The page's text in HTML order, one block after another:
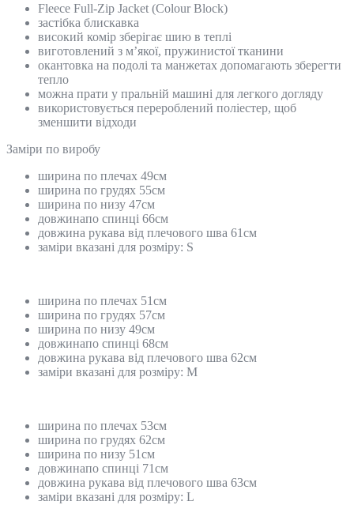
Fleece Full-Zip Jacket (Colour Block)
застібка блискавка
високий комір зберігає шию в теплі
виготовлений з м’якої, пружинистої тканини
окантовка на подолі та манжетах допомагають зберегти
тепло
можна прати у пральній машині для легкого догляду
використовується перероблений поліестер, щоб
зменшити відходи
Замiри по виробу
ширина по плечах 49см
ширина по грудях 55см
ширина по низу 47см
довжинапо спинці 66см
довжина рукава від плечового шва 61см
заміри вказані для розміру: S
ширина по плечах 51см
ширина по грудях 57см
ширина по низу 49см
довжинапо спинці 68см
довжина рукава від плечового шва 62см
заміри вказані для розміру: М
ширина по плечах 53см
ширина по грудях 62см
ширина по низу 51см
довжинапо спинці 71см
довжина рукава від плечового шва 63см
заміри вказані для розміру: L